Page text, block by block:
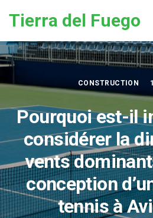
Tierra del Fuego
CONSTRUCTION
Pourquoi est-il
considérer la
vents
conception
tennis à